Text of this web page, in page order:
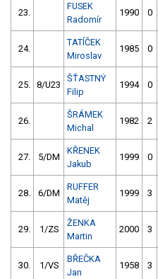
23.
FUSEK
Radomír
1990 0
24.
TATÍČEK
Miroslav
1985 0
25. 8/U23
ŠŤASTNÝ
Filip
1994 0
26.
ŠRÁMEK
Michal
1982 2
27. 5/DM
KŘENEK
Jakub
1999 0
28. 6/DM
RUFFER
Matěj
1999 3
29. 1/ZS
ŽENKA
Martin
2000 3
30. 1/VS
BŘEČKA
Jan
1958 3